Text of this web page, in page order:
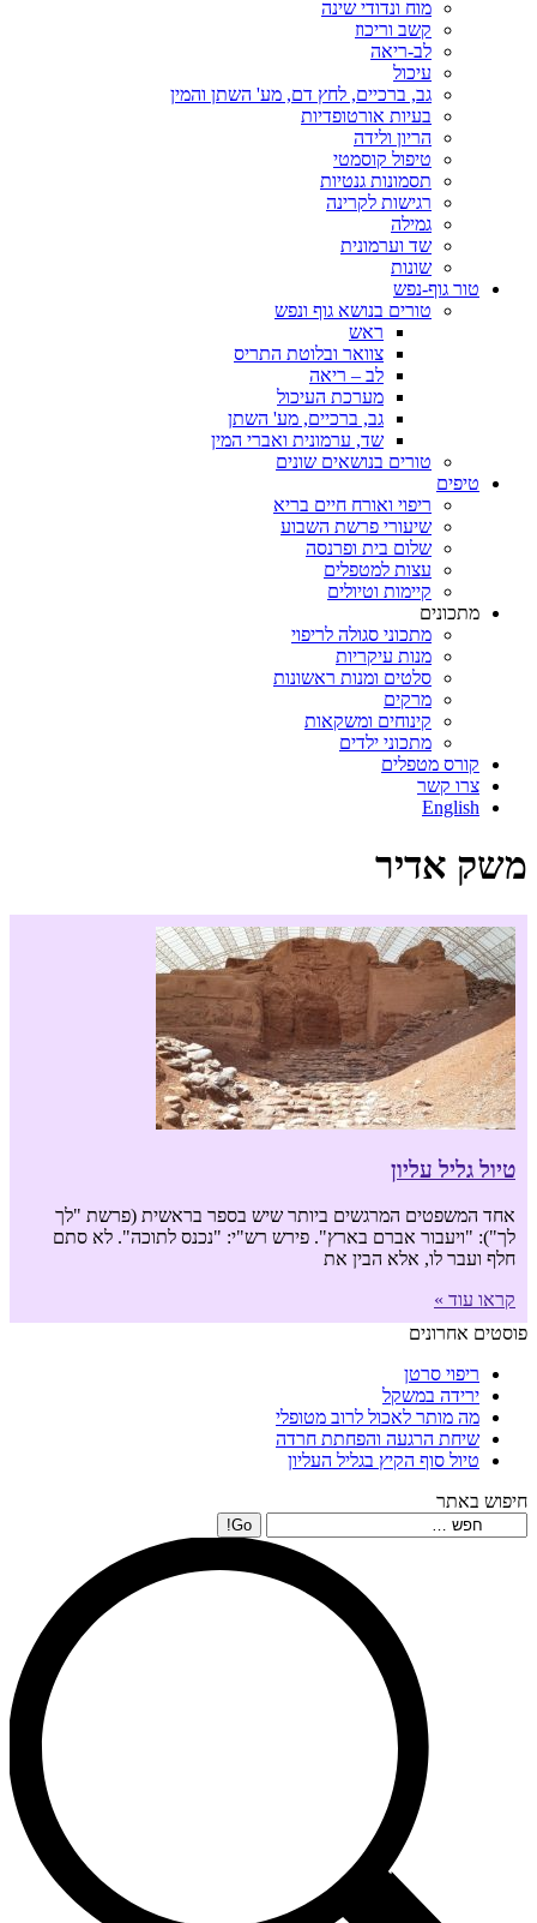
מוח ונדודי שינה
קשב וריכוז
לב-ריאה
עיכול
גב, ברכיים, לחץ דם, מע' השתן והמין
בעיות אורטופדיות
הריון ולידה
טיפול קוסמטי
תסמונות גנטיות
רגישות לקרינה
גמילה
שד וערמונית
שונות
טור גוף-נפש
טורים בנושא גוף ונפש
ראש
צוואר ובלוטת התריס
לב – ריאה
מערכת העיכול
גב, ברכיים, מע' השתן
שד, ערמונית ואברי המין
טורים בנושאים שונים
טיפים
ריפוי ואורח חיים בריא
שיעורי פרשת השבוע
שלום בית ופרנסה
עצות למטפלים
קיימות וטיולים
מתכונים
מתכוני סגולה לריפוי
מנות עיקריות
סלטים ומנות ראשונות
מרקים
קינוחים ומשקאות
מתכוני ילדים
קורס מטפלים
צרו קשר
English
משק אדיר
טיול גליל עליון
אחד המשפטים המרגשים ביותר שיש בספר בראשית (פרשת "לך
לך"): "ויעבור אברם בארץ". פירש רש"י: "נכנס לתוכה". לא סתם
חלף ועבר לו, אלא הבין את
קראו עוד »
פוסטים אחרונים
ריפוי סרטן
ירידה במשקל
מה מותר לאכול לרוב מטופלי
שיחת הרגעה והפחתת חרדה
טיול סוף הקיץ בגליל העליון
חיפוש באתר
Search: